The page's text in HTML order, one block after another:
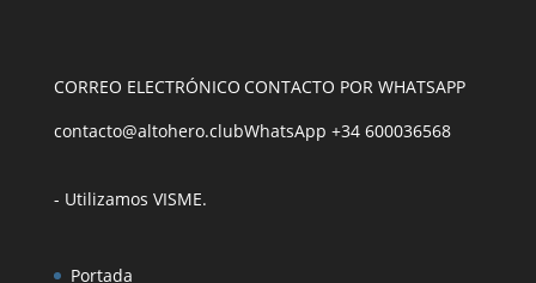
CORREO ELECTRÓNICO
contacto@altohero.club
CONTACTO POR WHATSAPP
WhatsApp +34 600036568
- Utilizamos VISME.
Portada